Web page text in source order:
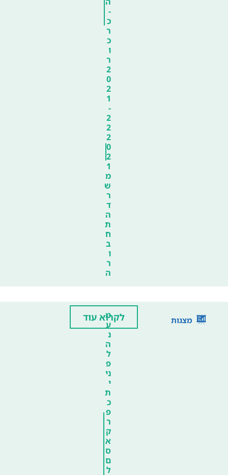
-
כ
ר
כ
ו
ר
2
0
2
1
-
2
2
2
0
2
1
מ
ש
ר
ד
ה
ת
ח
ב
ו
ר
ה
מצגות
מ
ע
נ
ה
ל
פ
ני
י
ת
כ
פ
ר
ק
א
ס
ם
ל
לקרוא עוד